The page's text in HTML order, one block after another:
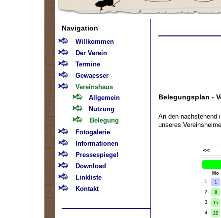
Navigation
Willkommen
Der Verein
Termine
Gewaesser
Vereinshaus
Allgemein
Nutzung
Belegung
Fotogalerie
Informationen
Pressespiegel
Download
Linkliste
Kontakt
Belegungsplan -
An den nachstehend
unseres
<<
Mo
1
1
2 8
3 15
4 22